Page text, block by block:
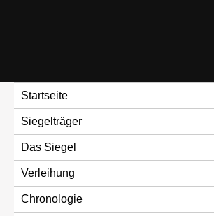
Startseite
Siegelträger
Das Siegel
Verleihung
Chronologie